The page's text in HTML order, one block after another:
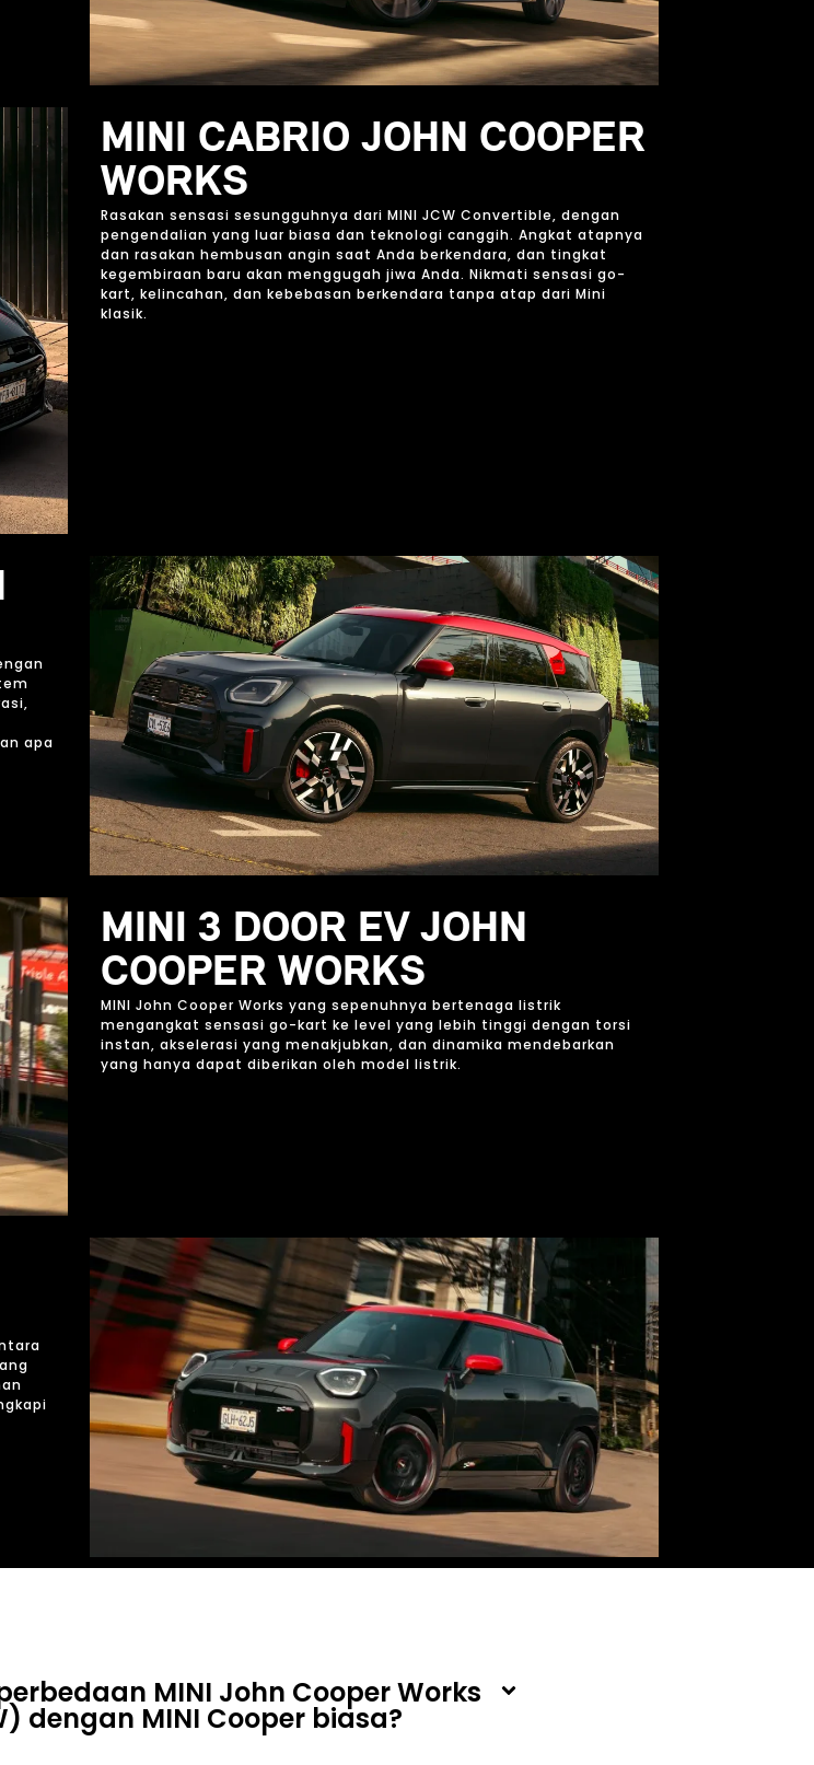
MINI CABRIO JOHN COOPER
WORKS
Rasakan sensasi sesungguhnya dari MINI JCW Convertible, dengan
pengendalian yang luar biasa dan teknologi canggih. Angkat atapnya
dan rasakan hembusan angin saat Anda berkendara, dan tingkat
kegembiraan baru akan menggugah jiwa Anda. Nikmati sensasi go-
kart, kelincahan, dan kebebasan berkendara tanpa atap dari Mini
klasik.
apa
MINI 3 DOOR EV JOHN
COOPER WORKS
MINI John Cooper Works yang sepenuhnya bertenaga listrik
mengangkat sensasi go-kart ke level yang lebih tinggi dengan torsi
instan, akselerasi yang menakjubkan, dan dinamika mendebarkan
yang hanya dapat diberikan oleh model listrik.
MINI John Cooper Works
dengan MINI Cooper biasa?